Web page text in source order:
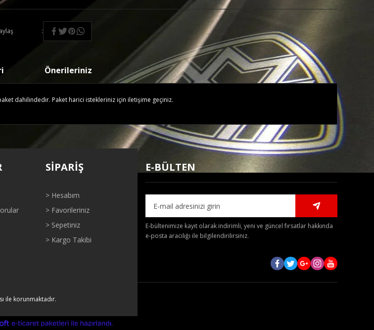
Önerileriniz
dahilindedir. Paket harici istekleriniz için iletişime geçiniz.
noktaları öneri formunu kullanarak tarafımıza iletebilirsiniz.
Gönder
SİPARİŞ
> Hesabım
> Favorileriniz
> Sepetiniz
> Kargo Takibi
E-BÜLTEN
E-bültenimize kayıt olarak indirimli, yeni ve güncel fırsatlar hakkında
e-posta aracılığı ile bilgilendirilirsiniz.
ile korunmaktadır.
ideasoft
e-